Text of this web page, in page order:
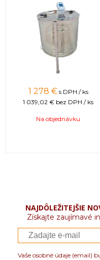
1 278 € s DPH / ks
1 039,02 € bez DPH / ks
Na objednávku
NAJDÔLEŽITEJŠIE
Získajte zaujímavé
Vaše osobné údaje (email)